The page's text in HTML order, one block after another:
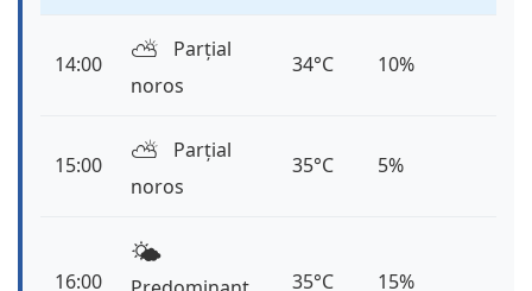
14:00 ⛅️
Parțial
noros
34°C 10%
15:00 ⛅️
Parțial
noros
35°C 5%
16:00
🌤️
35°C 15%